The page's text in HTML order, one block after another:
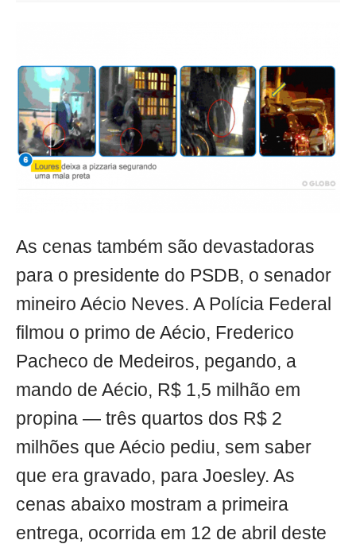
As cenas também são devastadoras
para o presidente do PSDB, o senador
mineiro Aécio Neves. A Polícia Federal
filmou o primo de Aécio, Frederico
Pacheco de Medeiros, pegando, a
mando de Aécio, R$ 1,5 milhão em
propina — três quartos dos R$ 2
milhões que Aécio pediu, sem saber
que era gravado, para Joesley. As
cenas abaixo mostram a primeira
entrega, ocorrida em 12 de abril deste